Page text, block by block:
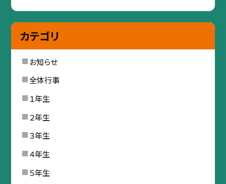
カテゴリ
お知らせ
全体行事
１年生
２年生
３年生
４年生
５年生